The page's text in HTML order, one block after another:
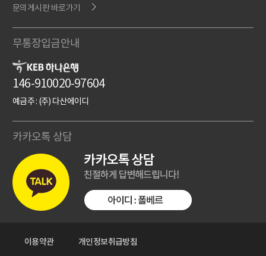
문의게시판 바로가기
무통장입금안내
146-910020-97604
예금주 : (주) 다산에이디
카카오톡 상담
이용약관 개인정보취급방침